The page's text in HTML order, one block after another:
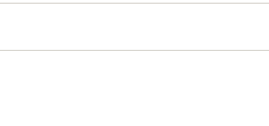
fins et 30 g de charcuteries, le tout accompagné d’olives,
légumes frais, de craquelins et de petits
*fromages premium: